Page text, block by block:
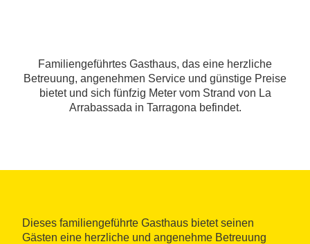
Familiengeführtes Gasthaus, das eine herzliche
Betreuung, angenehmen Service und günstige Preise
bietet und sich fünfzig Meter vom Strand von La
Arrabassada in Tarragona befindet.
Dieses familiengeführte Gasthaus bietet seinen
Gästen eine herzliche und angenehme Betreuung